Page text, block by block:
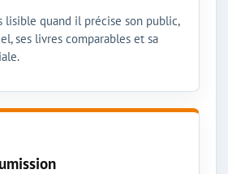
lisible quand il précise son public,
ses livres comparables et sa